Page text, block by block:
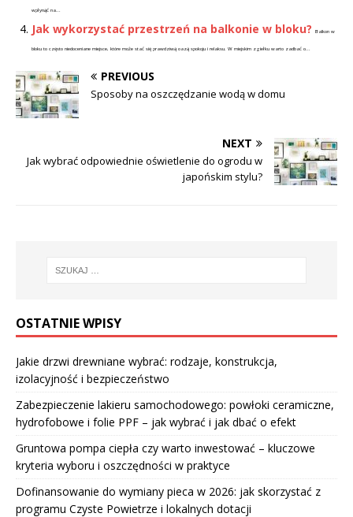
wpłynąć na...
Jak wykorzystać przestrzeń na balkonie w bloku? Balkon w
bloku to często niedoceniane miejsce, które może stać się prawdziwą oazą spokoju i relaksu. W miejskim zgiełku warto zadbać o...
PREVIOUS
Sposoby na oszczędzanie wodą w domu
NEXT
Jak wybrać odpowiednie oświetlenie do ogrodu w
japońskim stylu?
OSTATNIE WPISY
Jakie drzwi drewniane wybrać: rodzaje, konstrukcja,
izolacyjność i bezpieczeństwo
Zabezpieczenie lakieru samochodowego: powłoki ceramiczne,
hydrofobowe i folie PPF – jak wybrać i jak dbać o efekt
Gruntowa pompa ciepła czy warto inwestować – kluczowe
kryteria wyboru i oszczędności w praktyce
Dofinansowanie do wymiany pieca w 2026: jak skorzystać z
programu Czyste Powietrze i lokalnych dotacji